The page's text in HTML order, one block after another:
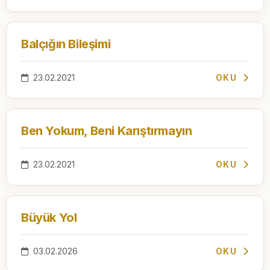
Balçığın Bileşimi
23.02.2021 OKU
Ben Yokum, Beni Karıştırmayın
23.02.2021 OKU
Büyük Yol
03.02.2026 OKU